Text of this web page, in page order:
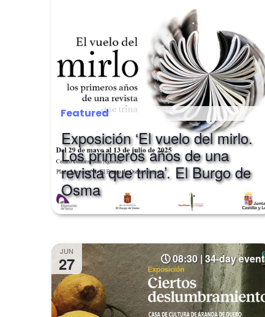
Featured
Exposición ‘El vuelo del mirlo.
Los primeros años de una
revista que trina’. El Burgo de
Osma
JUN
27 08:30 | 34-day event